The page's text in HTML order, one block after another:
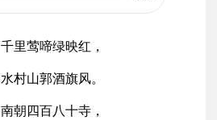
千里莺啼绿映红，
水村山郭酒旗风。
南朝四百八十寺，